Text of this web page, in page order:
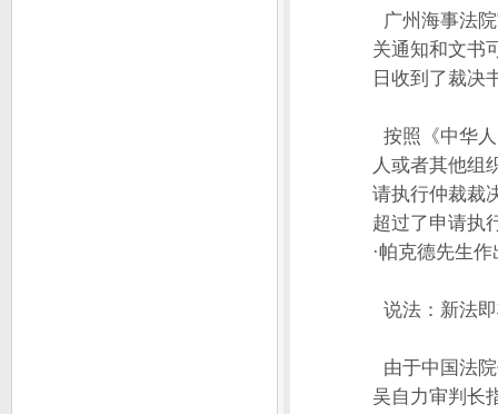
广州海事法
关通知和文书
日收到了裁决
按照《中华
人或者其他组
请执行仲裁裁
超过了申请执
·帕克德先生
说法：新法
由于中国法
吴自力审判长